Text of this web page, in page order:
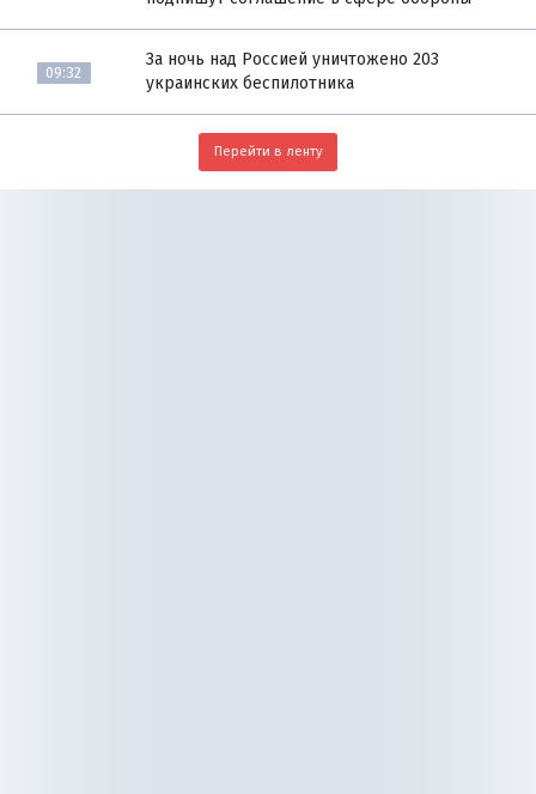
09:32
За ночь над Россией уничтожено 203
украинских беспилотника
Перейти в ленту